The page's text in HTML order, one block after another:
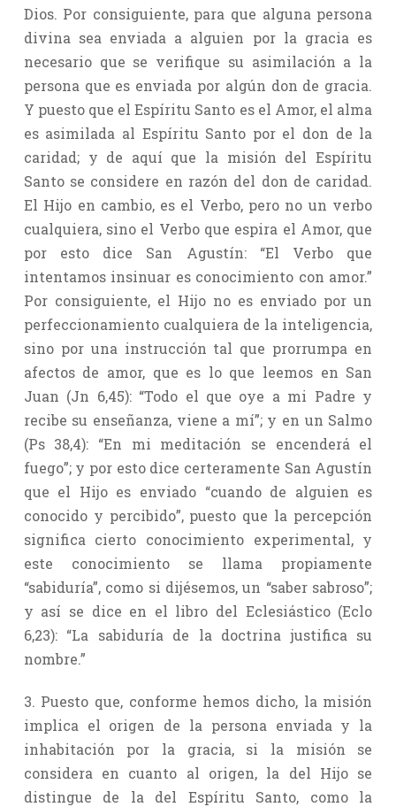
Dios. Por consiguiente, para que alguna persona
divina sea enviada a alguien por la gracia es
necesario que se verifique su asimilación a la
persona que es enviada por algún don de gracia.
Y puesto que el Espíritu Santo es el Amor, el alma
es asimilada al Espíritu Santo por el don de la
caridad; y de aquí que la misión del Espíritu
Santo se considere en razón del don de caridad.
El Hijo en cambio, es el Verbo, pero no un verbo
cualquiera, sino el Verbo que espira el Amor, que
por esto dice San Agustín: “El Verbo que
intentamos insinuar es conocimiento con amor.”
Por consiguiente, el Hijo no es enviado por un
perfeccionamiento cualquiera de la inteligencia,
sino por una instrucción tal que prorrumpa en
afectos de amor, que es lo que leemos en San
Juan (Jn 6,45): “Todo el que oye a mi Padre y
recibe su enseñanza, viene a mí”; y en un Salmo
(Ps 38,4): “En mi meditación se encenderá el
fuego”; y por esto dice certeramente San Agustín
que el Hijo es enviado “cuando de alguien es
conocido y percibido”, puesto que la percepción
significa cierto conocimiento experimental, y
este conocimiento se llama propiamente
“sabiduría”, como si dijésemos, un “saber sabroso”;
y así se dice en el libro del Eclesiástico (Eclo
6,23): “La sabiduría de la doctrina justifica su
nombre.”
3. Puesto que, conforme hemos dicho, la misión
implica el origen de la persona enviada y la
inhabitación por la gracia, si la misión se
considera en cuanto al origen, la del Hijo se
distingue de la del Espíritu Santo, como la